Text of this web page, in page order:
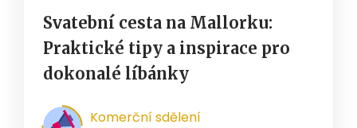
Svatební cesta na Mallorku:
Praktické tipy a inspirace pro
dokonalé líbánky
Komerční sdělení